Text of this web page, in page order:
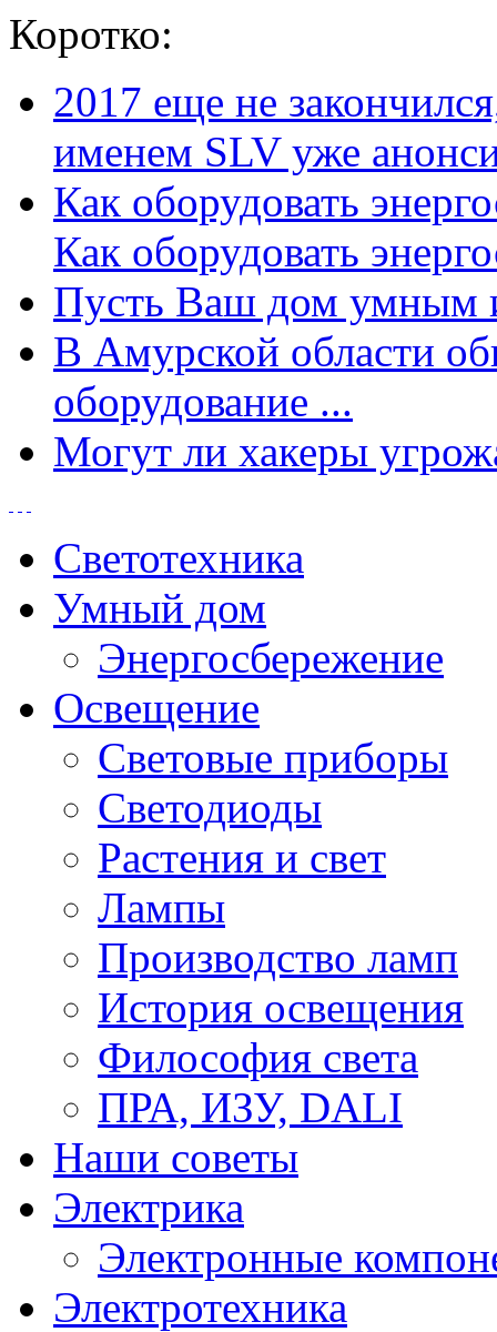
Коротко:
2017 еще не
именем SLV уже
Как оборудовать
Как оборудовать
Пусть Ваш дом умным
В Амурской области
оборудование ...
Могут ли хакеры
Светотехника
Умный дом
Энергосбережение
Освещение
Световые приборы
Светодиоды
Растения и свет
Лампы
Производство ламп
История освещения
Философия света
ПРА, ИЗУ, DALI
Наши советы
Электрика
Электронные
Электротехника